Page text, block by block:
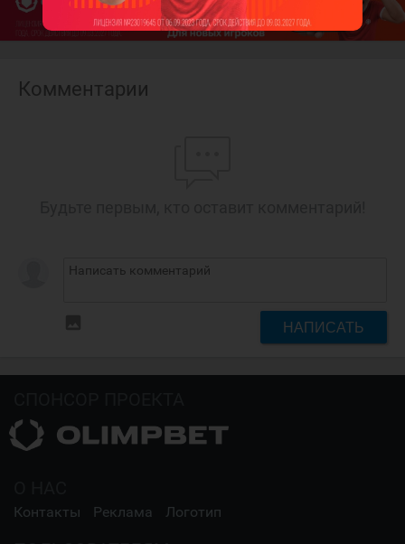
Комментарии
НАПИСАТЬ
Контакты Реклама Логотип